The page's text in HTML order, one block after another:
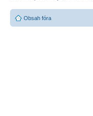
Obsah fóra